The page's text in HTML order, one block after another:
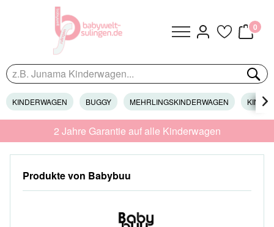
0
KINDERWAGEN BUGGY MEHRLINGSKINDERWAGEN 
2 Jahre Garantie auf alle Kinderwagen
Produkte von Babybuu